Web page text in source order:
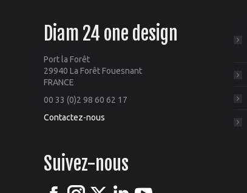
Diam 24 one design
Port la Forêt
29940 La Forêt Fouesnant
FRANCE
00 33 (0)2 98 60 62 17
Contactez-nous
Suivez-nous